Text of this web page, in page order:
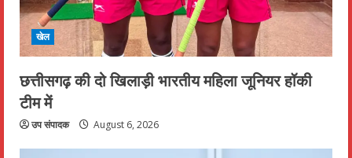
खेल
छत्तीसगढ़ की दो खिलाड़ी भारतीय महिला जूनियर हॉकी
टीम में
उप संपादक August 6, 2026